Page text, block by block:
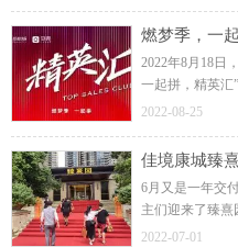
燃梦季，一
2022年8月18日
一起拼，精英汇
们带来的系列重
2022-08-25
6月又是一年交
主们迎来了臻熹
业主都满怀期待
2022-07-01